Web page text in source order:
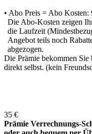
• Abo Preis = Abo
Die Abo-Kosten zeigen
die Laufzeit
Angebot teils noch
abgezogen.
Die Prämie bekommen Sie
direkt selbst. (kein
35 €
Prämie Verrechnungs-